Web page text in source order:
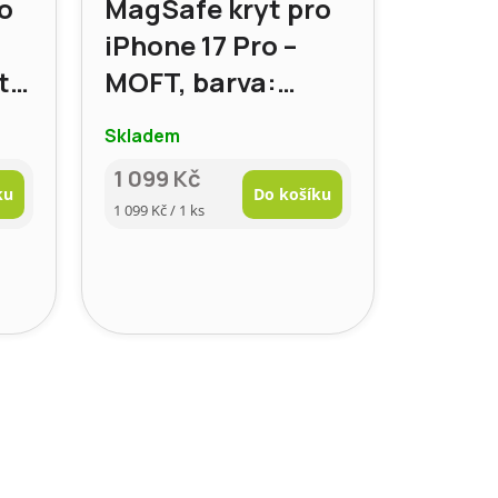
MagSafe kryt pro
iPhone 17 Pro –
MOFT, barva:
Skladem
1 099 Kč
Měrná
1 099 Kč / 1 ks
Do košíku